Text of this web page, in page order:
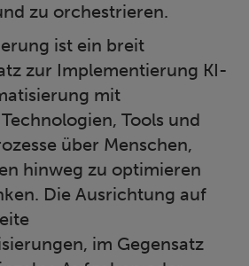
zu orchestrieren.
ist ein breit
zur Implementierung KI-
mit
Tools und
über Menschen,
hinweg zu optimieren
Die Ausrichtung auf
im Gegensatz